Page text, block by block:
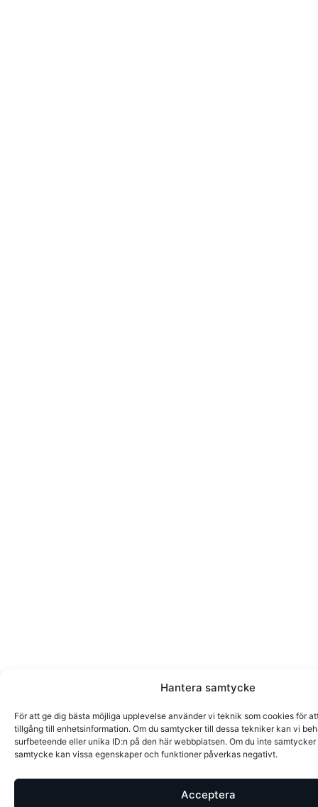
Hantera samtycke
För att ge dig bästa möjliga upplevelse använder vi teknik som cookies för
tillgång till enhetsinformation. Om du samtycker till dessa tekniker kan vi
surfbeteende eller unika ID:n på den här webbplatsen. Om du inte
samtycke kan vissa egenskaper och funktioner påverkas negativt.
Acceptera